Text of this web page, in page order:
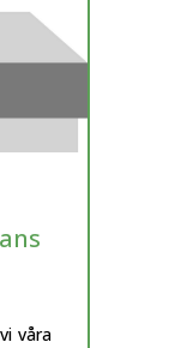
våra